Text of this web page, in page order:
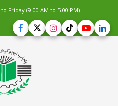
Friday (9.00 AM to 5.00 PM)